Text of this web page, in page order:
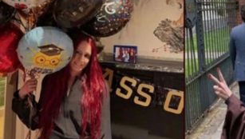
KÜLTÜR SANAT
MAGAZİN
POLİTİKA